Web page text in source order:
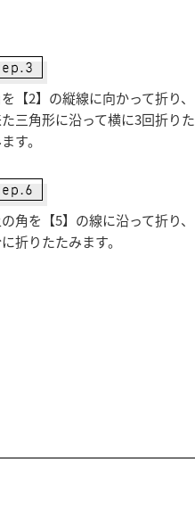
【2】の縦線に向かって折り、
三角形に沿って横に3回折りた
す。
角を【5】の線に沿って折り、
折りたたみます。